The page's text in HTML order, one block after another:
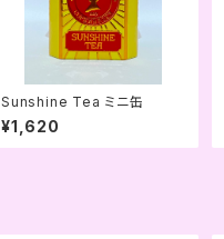
Sunshine Tea ミニ缶
¥1,620